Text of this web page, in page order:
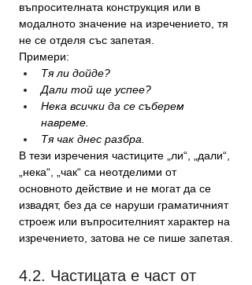
въпросителната конструкция или в
модалното значение на изречението, тя
не се отделя със запетая.
Примери:
Тя ли дойде?
Дали той ще успее?
Нека всички да се съберем
навреме.
Тя чак днес разбра.
В тези изречения частиците „ли“, „дали“,
„нека“, „чак“ са неотделими от
основното действие и не могат да се
извадят, без да се наруши граматичният
строеж или въпросителният характер на
изречението, затова не се пише запетая.
4.2. Частицата е част от